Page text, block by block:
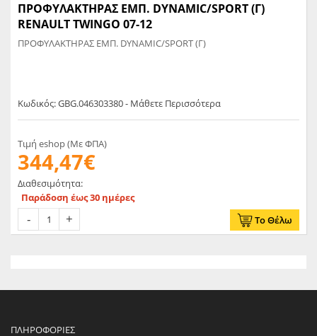
ΠΡΟΦΥΛΑΚΤΗΡΑΣ ΕΜΠ. DYNAMIC/SPORT (Γ)
RENAULT TWINGO 07-12
ΠΡΟΦΥΛΑΚΤΗΡΑΣ ΕΜΠ. DYNAMIC/SPORT (Γ)
Κωδικός: GBG.046303380 - Μάθετε Περισσότερα
Τιμή eshop (Με ΦΠΑ)
344,47€
Διαθεσιμότητα:
Παράδοση έως 30 ημέρες
Το Θέλω
ΠΛΗΡΟΦΟΡΊΕΣ